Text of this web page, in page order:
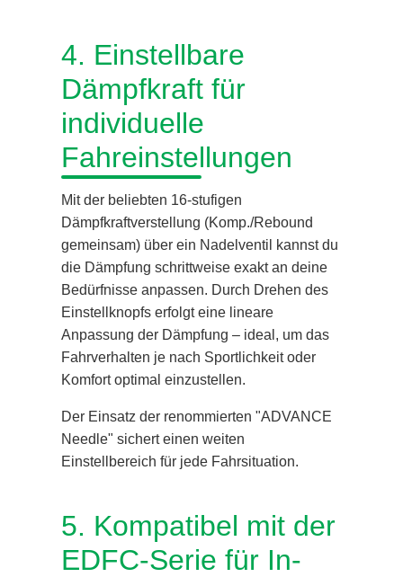
4. Einstellbare
Dämpfkraft für
individuelle
Fahreinstellungen
Mit der beliebten 16-stufigen
Dämpfkraftverstellung (Komp./Rebound
gemeinsam) über ein Nadelventil kannst du
die Dämpfung schrittweise exakt an deine
Bedürfnisse anpassen. Durch Drehen des
Einstellknopfs erfolgt eine lineare
Anpassung der Dämpfung – ideal, um das
Fahrverhalten je nach Sportlichkeit oder
Komfort optimal einzustellen.
Der Einsatz der renommierten "ADVANCE
Needle" sichert einen weiten
Einstellbereich für jede Fahrsituation.
5. Kompatibel mit der
EDFC-Serie für In-